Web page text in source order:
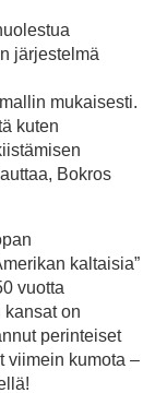
järjestelmä
mukaisesti.
kuten
Bokros
kaltaisia”
vuotta
kansat on
perinteiset
viimein kumota –